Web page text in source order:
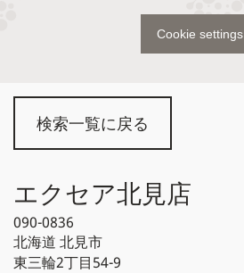
検索一覧に戻る
エクセア北見店
090-0836
北海道 北見市
東三輪2丁目54-9
Cookie settings